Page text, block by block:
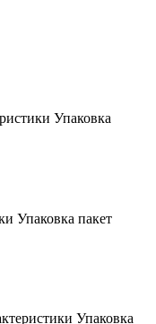
Упаковка
Упаковка пакет
Упаковка